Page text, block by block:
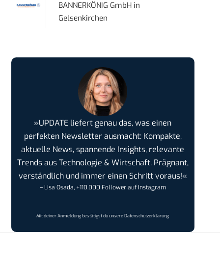
BANNERKÖNIG GmbH in
Gelsenkirchen
»UPDATE liefert genau das, was einen
perfekten Newsletter ausmacht: Kompakte,
aktuelle News, spannende Insights, relevante
Trends aus Technologie & Wirtschaft. Prägnant,
verständlich und immer einen Schritt voraus!«
– Lisa Osada, +110.000 Follower auf Instagram
Mit deiner Anmeldung bestätigst du unsereDatenschutzerklärung